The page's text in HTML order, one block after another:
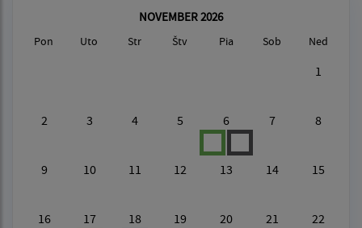
NOVEMBER 2026
Pon Uto Str Štv Pia Sob Ned
1
2 3 4 5 6 7 8
9 10 11 12 13 14 15
16 17 18 19 20 21 22